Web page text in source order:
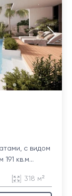
с видом
кв.м...
318 м²